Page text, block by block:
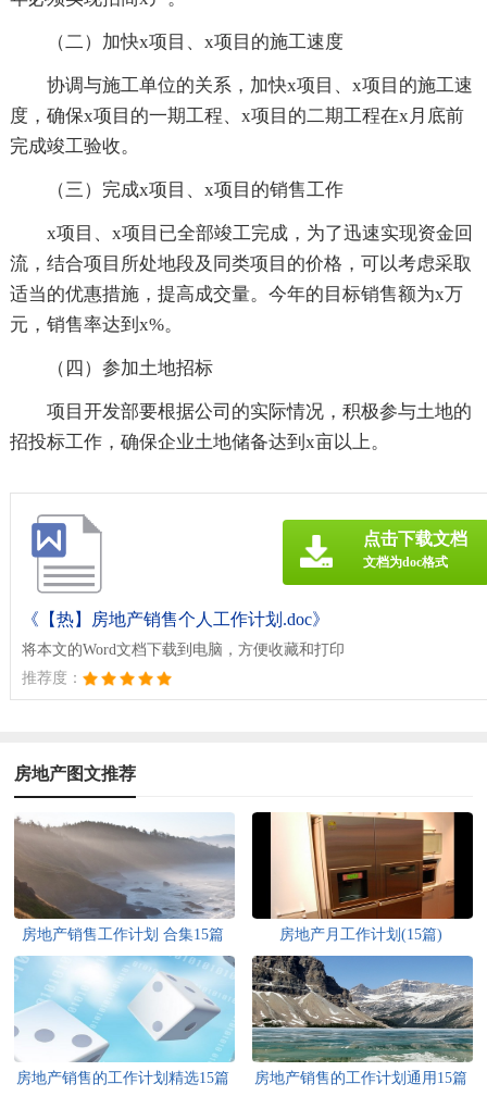
（二）加快x项目、x项目的施工速度
协调与施工单位的关系，加快x项目、x项目的施工速
度，确保x项目的一期工程、x项目的二期工程在x月底前
完成竣工验收。
（三）完成x项目、x项目的销售工作
x项目、x项目已全部竣工完成，为了迅速实现资金回
流，结合项目所处地段及同类项目的价格，可以考虑采取
适当的优惠措施，提高成交量。今年的目标销售额为x万
元，销售率达到x%。
（四）参加土地招标
项目开发部要根据公司的实际情况，积极参与土地的
招投标工作，确保企业土地储备达到x亩以上。
《【热】房地产销售个人工作计划.doc》
将本文的Word文档下载到电脑，方便收藏和打印
推荐度：
点击下载文档
文档为doc格式
房地产图文推荐
房地产销售工作计划 合集15篇 房地产月工作计划(15篇)
房地产销售的工作计划精选15篇 房地产销售的工作计划通用15篇